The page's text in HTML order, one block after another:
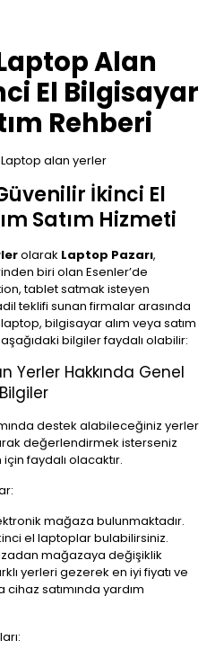
Alan
El Bilgisayar
Rehberi
İkinci El
Satım Hizmeti
olarak Laptop Pazarı,
biri olan Esenler’de
tablet satmak isteyen
teklifi sunan firmalar arasında
bilgisayar alım veya satım
bilgiler faydalı olabilir:
Yerler Hakkında Genel
Bilgiler
destek alabileceğiniz yerler
değerlendirmek isterseniz
faydalı olacaktır.
mağaza bulunmaktadır.
el laptoplar bulabilirsiniz.
mağazaya değişiklik
yerleri gezerek en iyi fiyatı ve
satımında yardım